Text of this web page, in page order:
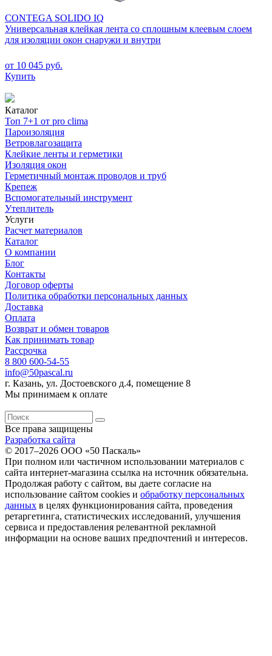
CONTEGA SOLIDO IQ
Универсальная клейкая лента со сплошным клеевым слоем
для изоляции окон снаружи и внутри
от 10 045 руб.
Купить
Каталог
Топ 7+1 от pro clima
Пароизоляция
Ветровлагозащита
Клейкие ленты и герметики
Изоляция окон
Герметичный монтаж проводов и труб
Крепеж
Вспомогательный инструмент
Утеплитель
Услуги
Расчет материалов
Каталог
О компании
Блог
Контакты
Договор оферты
Политика обработки персональных данных
Доставка
Оплата
Возврат и обмен товаров
Как принимать товар
Рассрочка
8 800 600-54-55
info@50pascal.ru
г. Казань, ул. Достоевского д.4, помещение 8
Мы принимаем к оплате
Все права защищены
Разработка сайта
© 2017–2026 ООО «50 Паскаль»
При полном или частичном использовании материалов с
сайта интернет-магазина ссылка на источник обязательна.
Продолжая работу с сайтом, вы даете согласие на
использование сайтом cookies и обработку персональных
данных в целях функционирования сайта, проведения
ретаргетинга, статистических исследований, улучшения
сервиса и предоставления релевантной рекламной
информации на основе ваших предпочтений и интересов.